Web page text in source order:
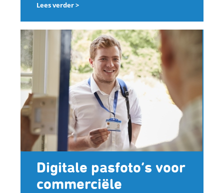
Lees verder >
Digitale pasfoto’s voor
commerciële